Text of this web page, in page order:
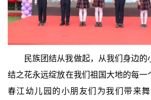
民族团结从我做起，从我们身边的
结之花永远绽放在我们祖国大地的每一
春江幼儿园的小朋友们为我们带来